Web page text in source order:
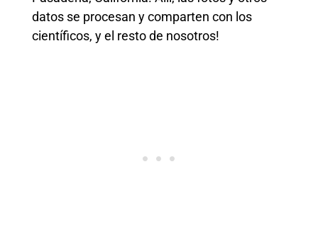
datos se procesan y comparten con los
científicos, y el resto de nosotros!